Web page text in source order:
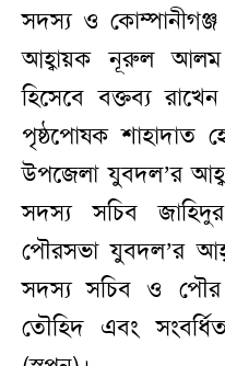
সদস্য ও
আহ্বায়ক নূরুল আলম
হিসেবে বক্তব্য
পৃষ্ঠপোষক শাহাদাত
উপজেলা যুবদল’র
সদস্য সচিব
পৌরসভা যুবদল’র
সদস্য সচিব ও পৌর
তৌহিদ এবং